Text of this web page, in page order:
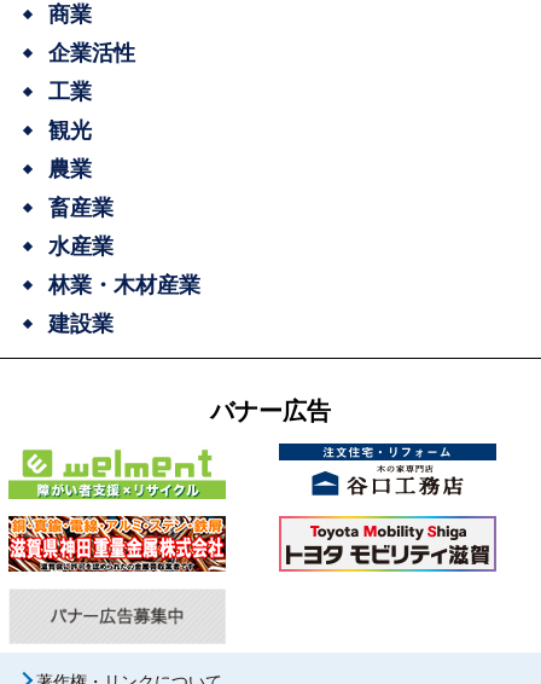
商業
企業活性
工業
観光
農業
畜産業
水産業
林業・木材産業
建設業
バナー広告